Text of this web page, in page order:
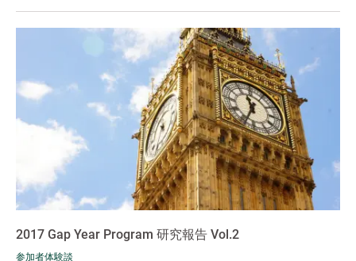
2017 Gap Year Program 研究報告 Vol.2
参加者体験談